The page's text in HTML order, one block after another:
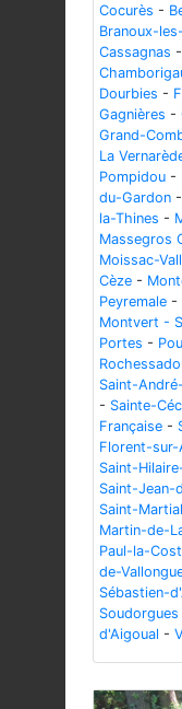
Cocurès -
Branoux-
Cassagnas -
Dourbies -
Gagnières -
Grand-
La
Pompidou -
du-Gardon -
la-Thines -
Massegros
Moissac-
Cèze -
Peyremale -
Montvert -
Portes -
Saint-
- Sainte-
Française -
Florent-sur-
Saint-
Saint-Jean-
Saint-Martial
Martin-de-
Paul-la-
de-
Sébastien-
Soudorgues
d'Aigoual -